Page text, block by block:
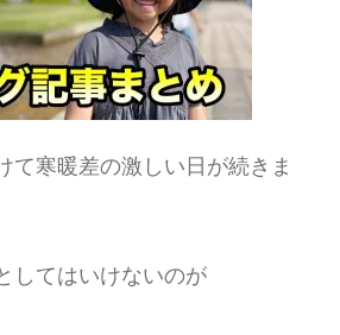
て寒暖差の激しい日が続きま
してはいけないのが